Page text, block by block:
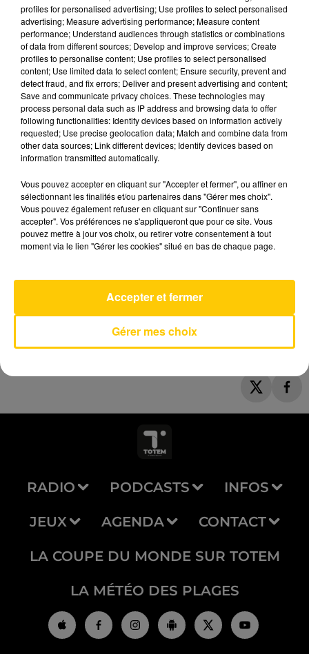
5 décembre 2025 - 4 min 6 sec
L'INFO DU GARD DU 05/12/25 À 06H29
Ecoutez sur Totem l'information en Lozère et sur
le bassin d'Alès avec les reportages de nos
journalistes sur le terrain.
AVEYRON NORD
RADIO PODCASTS INFOS
JEUX AGENDA CONTACT
LA COUPE DU MONDE SUR TOTEM
LA MÉTÉO DES PLAGES
profiles for personalised advertising; Use profiles to select personalised
advertising; Measure advertising performance; Measure content
performance; Understand audiences through statistics or combinations
of data from different sources; Develop and improve services; Create
profiles to personalise content; Use profiles to select personalised
content; Use limited data to select content; Ensure security, prevent and
detect fraud, and fix errors; Deliver and present advertising and content;
Save and communicate privacy choices. These technologies may
process personal data such as IP address and browsing data to offer
following functionalities: Identify devices based on information actively
requested; Use precise geolocation data; Match and combine data from
other data sources; Link different devices; Identify devices based on
information transmitted automatically.
Vous pouvez accepter en cliquant sur "Accepter et fermer", ou affiner en
sélectionnant les finalités et/ou partenaires dans "Gérer mes choix".
Vous pouvez également refuser en cliquant sur "Continuer sans
accepter". Vos préférences ne s'appliqueront que pour ce site. Vous
pouvez mettre à jour vos choix, ou retirer votre consentement à tout
moment via le lien "Gérer les cookies" situé en bas de chaque page.
Gérer mes choix
Accepter et fermer